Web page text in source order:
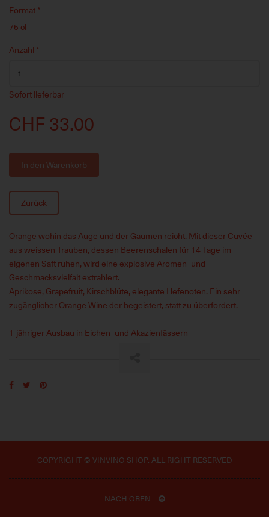
Format*
75 cl
Anzahl *
Sofort lieferbar
CHF 33.00
In den Warenkorb
Zurück
Orange wohin das Auge und der Gaumen reicht. Mit dieser Cuvée
aus weissen Trauben, dessen Beerenschalen für 14 Tage im
eigenen Saft ruhen, wird eine explosive Aromen- und
Geschmacksvielfalt extrahiert.
Aprikose, Grapefruit, Kirschblüte, elegante Hefenoten. Ein sehr
zugänglicher Orange Wine der begeistert, statt zu überfordert.
1-jähriger Ausbau in Eichen- und Akazienfässern
COPYRIGHT © VINVINO SHOP. ALL RIGHT RESERVED
NACH OBEN